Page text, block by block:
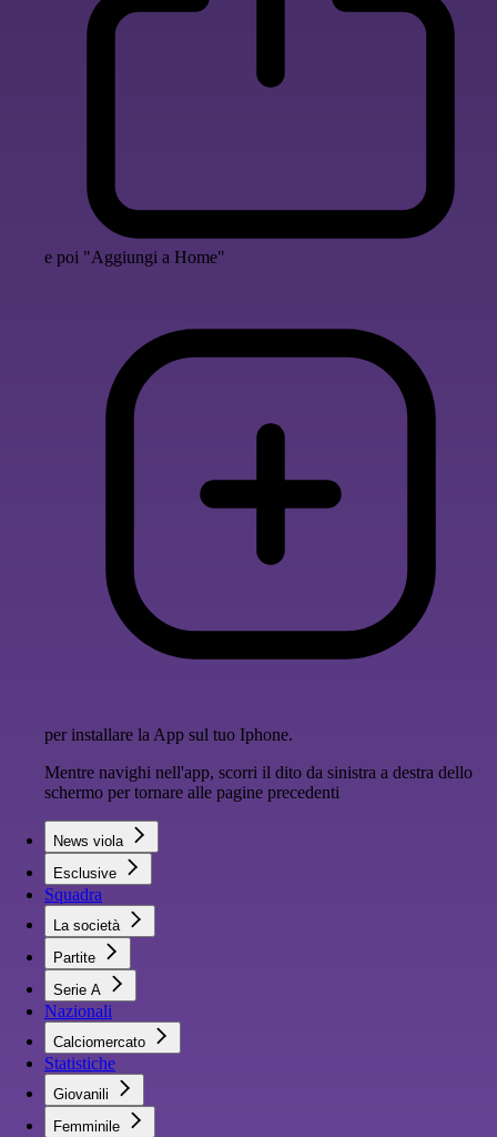
e poi "Aggiungi a Home"
per installare la App sul tuo Iphone.
Mentre navighi nell'app, scorri il dito da sinistra a destra dello
schermo per tornare alle pagine precedenti
News viola
Esclusive
Squadra
La società
Partite
Serie A
Nazionali
Calciomercato
Statistiche
Giovanili
Femminile